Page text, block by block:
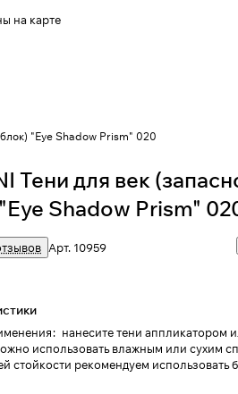
на карте
"Eye Shadow Prism" 020
Тени для век
Shadow Prism"
Арт. 10959
: нанесите тени аппликатором
использовать влажным или сухим
стойкости рекомендуем использовать